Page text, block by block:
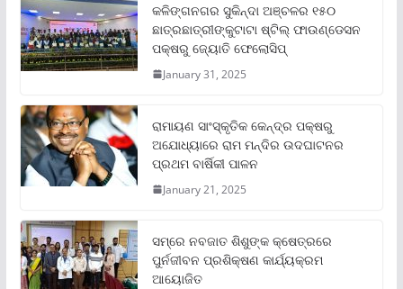
କଳିଙ୍ଗନଗର ସୁକିନ୍ଦା ଅଞ୍ଚଳର ୧୫୦
ଛାତ୍ରଛାତ୍ରୀଙ୍କୁଟାଟା ଷ୍ଟିଲ୍ ଫାଉଣ୍ଡେସନ
ପକ୍ଷରୁ ଜ୍ୟୋତି ଫେଲୋସିପ୍‌
January 31, 2025
ରାମାୟଣ ସାଂସ୍କୃତିକ କେନ୍ଦ୍ର ପକ୍ଷରୁ
ଅଯୋଧ୍ୟାରେ ରାମ ମନ୍ଦିର ଉଦଘାଟନର
ପ୍ରଥମ ବାର୍ଷିକୀ ପାଳନ
January 21, 2025
ସମ୍‌ରେ ନବଜାତ ଶିଶୁଙ୍କ କ୍ଷେତ୍ରରେ
ପୁର୍ନଜୀବନ ପ୍ରଶିକ୍ଷଣ କାର୍ଯ୍ୟକ୍ରମ
ଆୟୋଜିତ